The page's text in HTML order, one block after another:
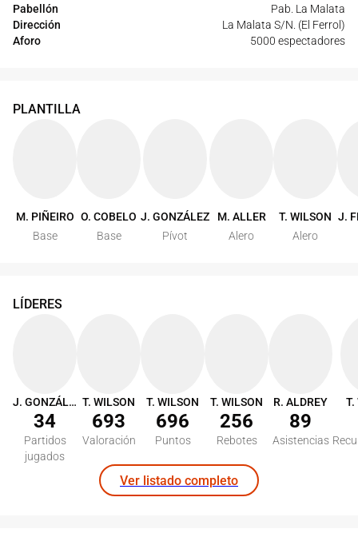
Pabellón
Pab. La Malata
Dirección
La Malata S/N. (El Ferrol)
Aforo
5000 espectadores
PLANTILLA
M. PIÑEIRO
Base
O. COBELO
Base
J. GONZÁLEZ
Pívot
M. ALLER
Alero
T. WILSON
Alero
J.
LÍDERES
J. GONZÁLEZ
34
Partidos
jugados
T. WILSON
693
Valoración
T. WILSON
696
Puntos
T. WILSON
256
Rebotes
R. ALDREY
89
Asistencias
T.
Ver listado completo